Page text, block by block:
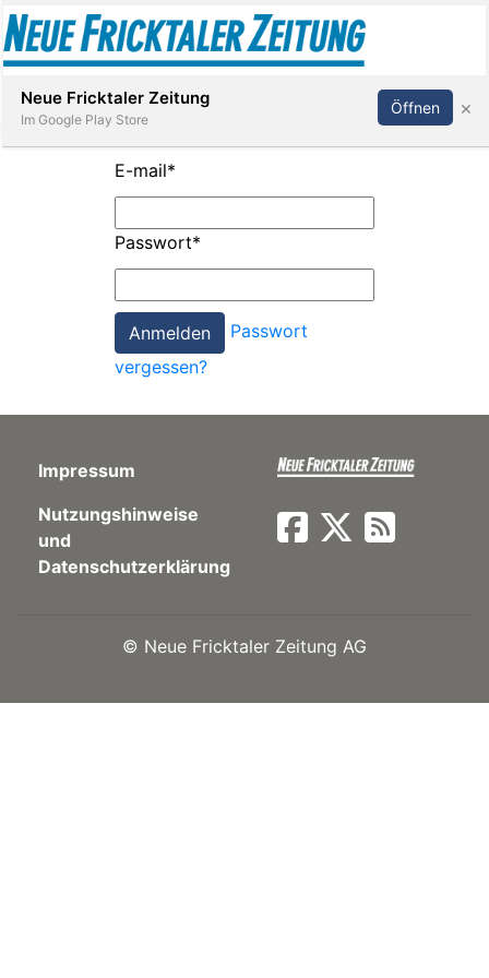
Paper
App
Abonnieren Anmelden
E-mail*
Passwort*
Passwort
vergessen?
Impressum
Nutzungshinweise
und
Datenschutzerklärung
© Neue Fricktaler Zeitung AG
Neue Fricktaler Zeitung
Im Google Play Store
Öffnen ×